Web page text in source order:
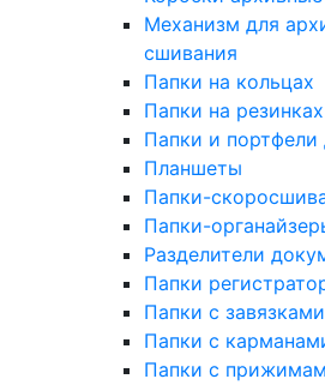
Механизм для
сшивания
Папки на кольцах
Папки на резинках
Папки и
Планшеты
Папки-
Папки-
Разделители
Папки
Папки с
Папки с
Папки с